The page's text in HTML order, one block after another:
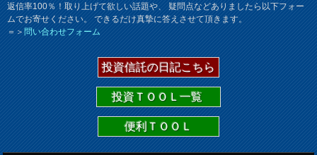
返信率100％！取り上げて欲しい話題や、 疑問点などありましたら以下フォー
ムでお寄せください。 できるだけ真摯に答えさせて頂きます。
＝＞問い合わせフォーム
投資信託の日記こちら
投資ＴＯＯＬ一覧
便利ＴＯＯＬ